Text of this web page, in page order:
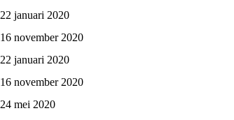
22 januari 2020
16 november 2020
22 januari 2020
16 november 2020
24 mei 2020